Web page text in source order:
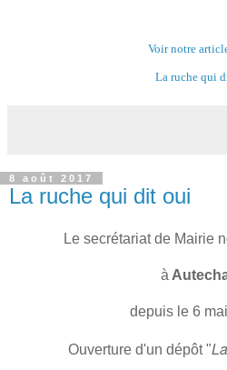
Voir notre
La ruche qui
8 août 2017
La ruche qui dit oui
Le secrétariat de Mairie
à
depuis le 6
Ouverture d'un dépôt "